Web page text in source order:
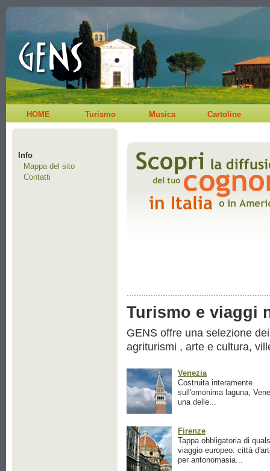
HOME Turismo Musica Cartoline
Info
Mappa del sito
Contatti
Turismo e viaggi
GENS offre una selezione
agriturismi , arte e cultura,
Venezia
Costruita interamente
sull'omonima laguna,
una delle...
Firenze
Tappa obbligatoria di
viaggio europeo: città
per antonomasia...